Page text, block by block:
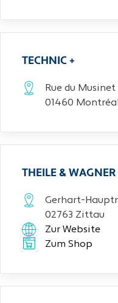
TECHNIC +
Rue du Musinet
01460
THEILE &
Gerhart-
02763 Zittau
Zur Website
Zum Shop